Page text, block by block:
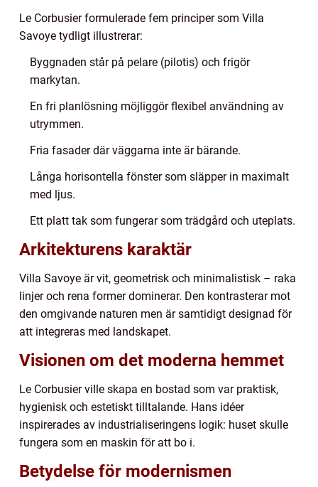
Le Corbusier formulerade fem principer som Villa
Savoye tydligt illustrerar:
Byggnaden står på pelare (pilotis) och frigör
markytan.
En fri planlösning möjliggör flexibel användning av
utrymmen.
Fria fasader där väggarna inte är bärande.
Långa horisontella fönster som släpper in maximalt
med ljus.
Ett platt tak som fungerar som trädgård och uteplats.
Arkitekturens karaktär
Villa Savoye är vit, geometrisk och minimalistisk – raka
linjer och rena former dominerar. Den kontrasterar mot
den omgivande naturen men är samtidigt designad för
att integreras med landskapet.
Visionen om det moderna hemmet
Le Corbusier ville skapa en bostad som var praktisk,
hygienisk och estetiskt tilltalande. Hans idéer
inspirerades av industrialiseringens logik: huset skulle
fungera som en maskin för att bo i.
Betydelse för modernismen